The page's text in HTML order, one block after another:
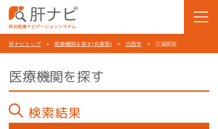
肝ナビトップ> 医療機関を探す(兵庫県) > 川西市 > 三浦医院
医療機関を探す
検索結果